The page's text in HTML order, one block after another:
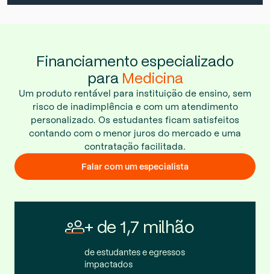
Financiamento especializado
para Medicina
Um produto rentável para instituição de ensino, sem
risco de inadimplência e com um atendimento
personalizado. Os estudantes ficam satisfeitos
contando com o menor juros do mercado e uma
contratação facilitada.
Falar com um especialista
+ de 1,7 milhão
de estudantes e egressos
impactados